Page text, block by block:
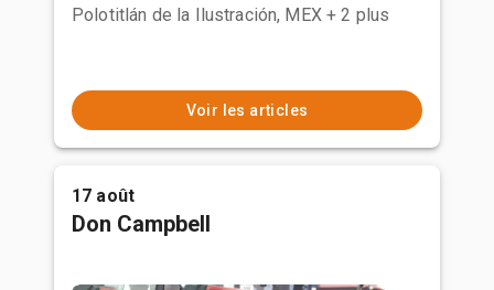
Polotitlán de la Ilustración, MEX + 2 plus
Voir les articles
17 août
Don Campbell